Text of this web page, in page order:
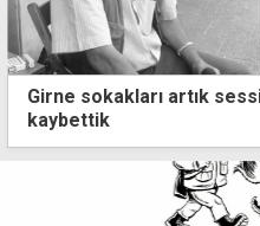
Girne sokakları artık
kaybettik